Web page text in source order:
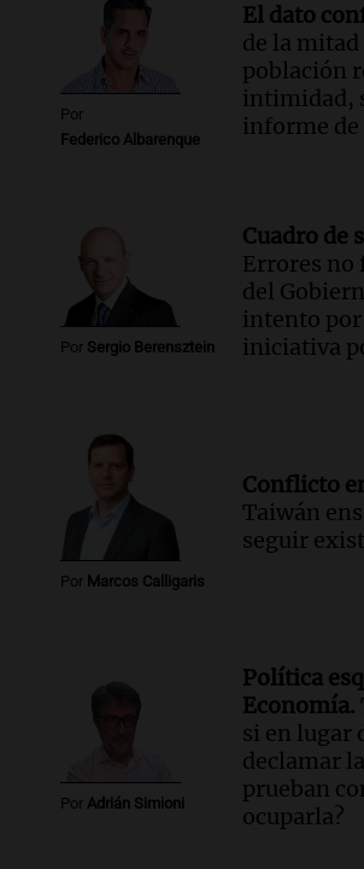
como enfermedad laboral
docente fallecido en 2021
Panorama Federal
Episodios
Por
Federico Albarenque
El dato
de la mitad
población
intimidad,
informe de
Por Sergio Berensztein
Cuadro de
Errores no
del
intento
iniciativa
Por Marcos Calligaris
Conflicto
Taiwán
seguir
Por Adrián Simioni
Política
Economía.
si en lugar
declamar
prueban
ocuparla?